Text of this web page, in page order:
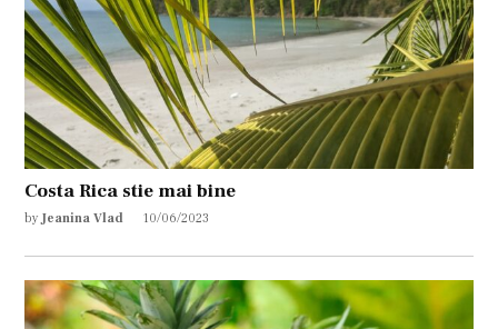
Costa Rica stie mai bine
by Jeanina Vlad 10/06/2023